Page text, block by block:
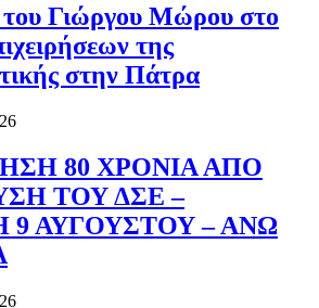
Γιώργου Μώρου στο
της
στην Πάτρα
80 ΧΡΟΝΙΑ ΑΠΟ
ΤΟΥ ΔΣΕ –
9 ΑΥΓΟΥΣΤΟΥ – ΑΝΩ